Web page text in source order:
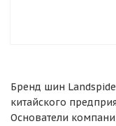
Бренд шин
китайского
Основатели